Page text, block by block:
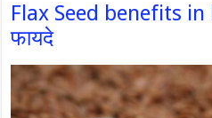
Flax Seed benefits
फायदे